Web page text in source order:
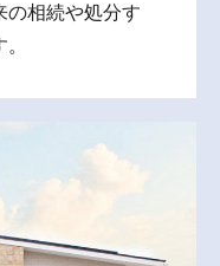
の相続や処分す